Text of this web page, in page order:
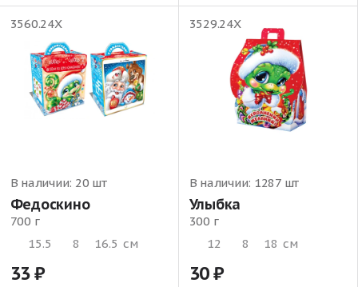
3560.24Х
В наличии: 20 шт
Федоскино
700 г
15.5
8 16.5 см
33
3529.24Х
В наличии: 1287 шт
Улыбка
300 г
12
8 18 см
30